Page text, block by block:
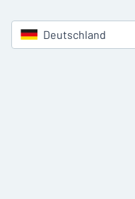
Deutschland